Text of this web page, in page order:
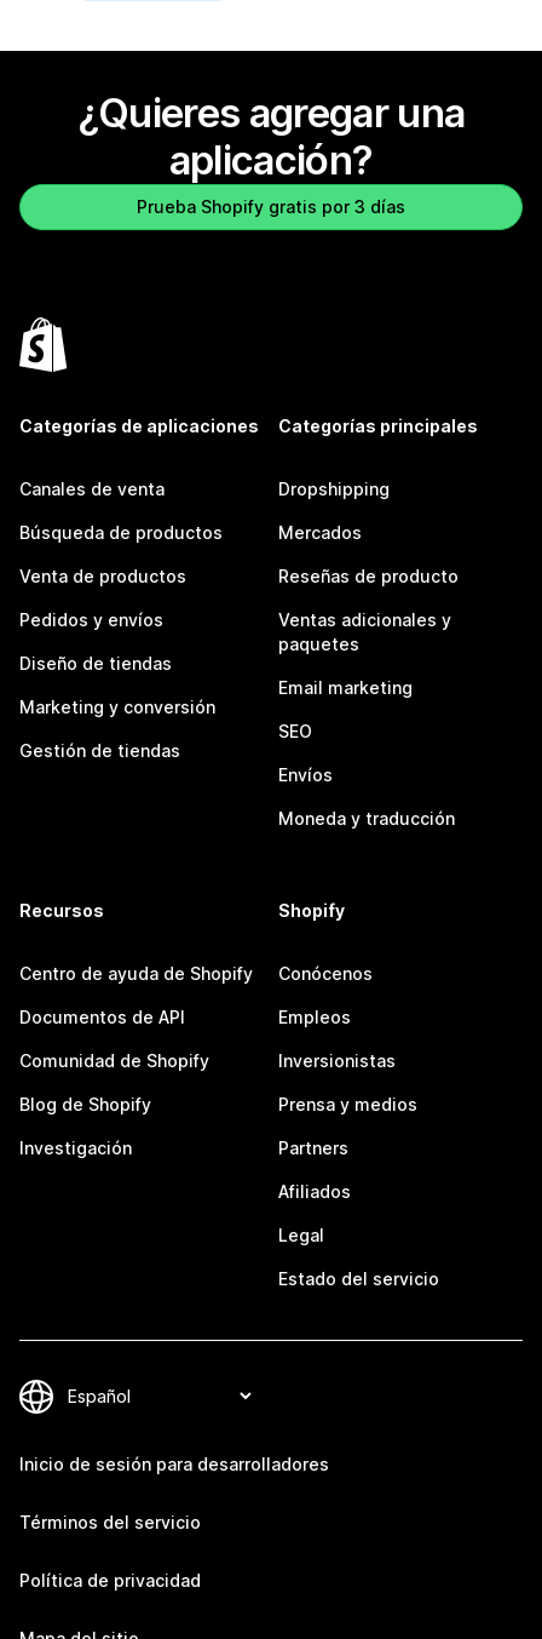
¿Quieres agregar una
aplicación?
Prueba Shopify gratis por 3 días
Categorías de aplicaciones
Canales de venta
Búsqueda de productos
Venta de productos
Pedidos y envíos
Diseño de tiendas
Marketing y conversión
Gestión de tiendas
Categorías principales
Dropshipping
Mercados
Reseñas de producto
Ventas adicionales y
paquetes
Email marketing
SEO
Envíos
Moneda y traducción
Recursos
Centro de ayuda de Shopify
Documentos de API
Comunidad de Shopify
Blog de Shopify
Investigación
Shopify
Conócenos
Empleos
Inversionistas
Prensa y medios
Partners
Afiliados
Legal
Estado del servicio
Inicio de sesión para desarrolladores
Términos del servicio
Política de privacidad